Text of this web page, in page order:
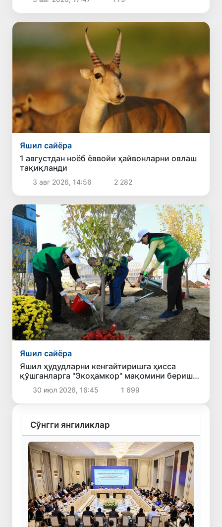
Яшил сайёра
1 августдан ноёб ёввойи ҳайвонларни овлаш
тақиқланди
3 авг 2026, 14:56 2 282
Яшил сайёра
Яшил ҳудудларни кенгайтиришга ҳисса
қўшганларга "Экоҳамкор" мақомини бериш
кўзда тутилмоқда
30 июл 2026, 16:45 1 699
Сўнгги янгиликлар